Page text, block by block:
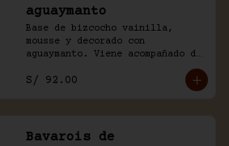
aguaymanto
Base de bizcocho vainilla,
mousse y decorado con
aguaymanto. Viene acompañado de
S/ 92.00
Bavarois de